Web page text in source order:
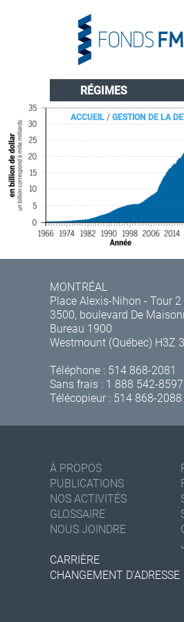
RÉGIMES
ACCUEIL/GESTION DE LA
MONTRÉAL
Place Alexis-Nihon - Tour 2
3500, boulevard De
Bureau 1900
Westmount (Québec) H3Z
Téléphone : 514 868-2081
Sans frais : 1 888 542-8597
Télécopieur : 514 868-2088
À PROPOS
PUBLICATIONS
NOS ACTIVITÉS
GLOSSAIRE
NOUS JOINDRE
CARRIÈRE
CHANGEMENT D'ADRESSE